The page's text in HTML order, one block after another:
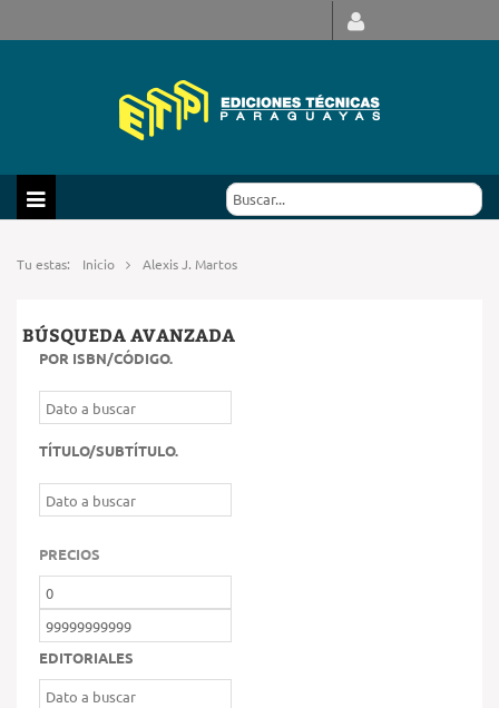
Tu estas: Inicio Alexis J. Martos
BÚSQUEDA AVANZADA
POR ISBN/CÓDIGO.
TÍTULO/SUBTÍTULO.
PRECIOS
EDITORIALES